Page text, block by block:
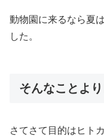
動物園に来るなら夏
した。
そんなことよ
さてさて目的はヒト